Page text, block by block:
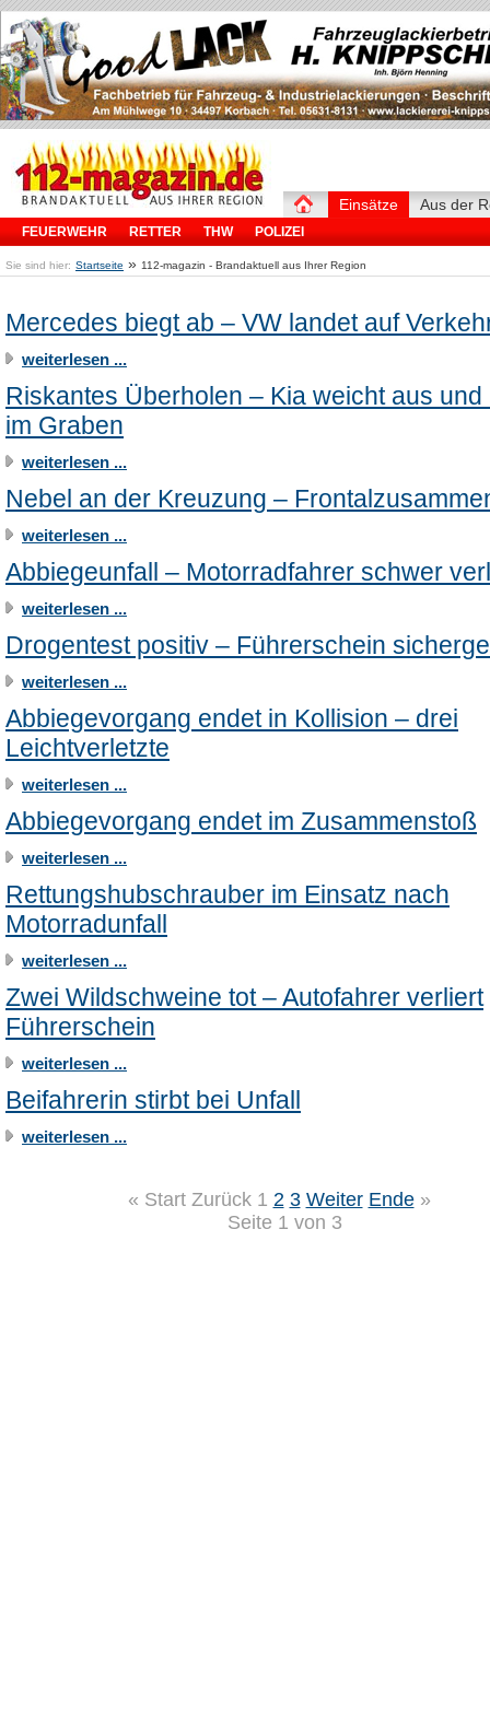
Einsätze
FEUERWEHR RETTER THW POLIZEI
Aus der
Sie sind hier: Startseite » 112-magazin - Brandaktuell aus Ihrer Region
Mercedes biegt ab – VW landet auf
weiterlesen ...
Riskantes Überholen – Kia weicht aus und
im Graben
weiterlesen ...
Nebel an der Kreuzung –
weiterlesen ...
Abbiegeunfall – Motorradfahrer schwer
weiterlesen ...
Drogentest positiv – Führerschein
weiterlesen ...
Abbiegevorgang endet in Kollision – drei
Leichtverletzte
weiterlesen ...
Abbiegevorgang endet im Zusammenstoß
weiterlesen ...
Rettungshubschrauber im Einsatz nach
Motorradunfall
weiterlesen ...
Zwei Wildschweine tot – Autofahrer verliert
Führerschein
weiterlesen ...
Beifahrerin stirbt bei Unfall
weiterlesen ...
« Start Zurück 1 2 3 Weiter Ende »
Seite 1 von 3